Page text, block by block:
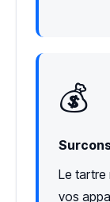
💰
Le tartre
vos